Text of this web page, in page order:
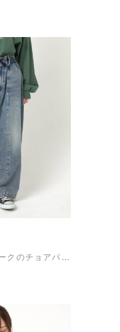
R4485 フレンチワークのチョアパンツ